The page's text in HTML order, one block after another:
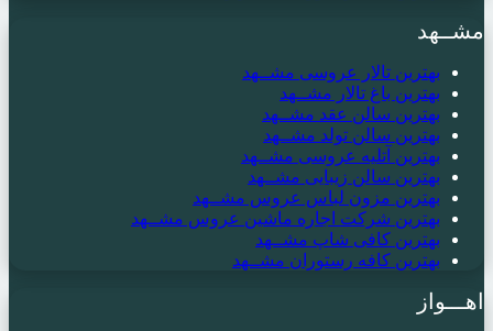
مشــهد
بهترین تالار عروسی مشــهد
بهترین باغ تالار مشــهد
بهترین سالن عقد مشــهد
بهترین سالن تولد مشــهد
بهترین آتلیه عروسی مشــهد
بهترین سالن زیبایی مشــهد
بهترین مزون لباس عروس مشــهد
بهترین شرکت اجاره ماشین عروس مشــهد
بهترین کافی شاپ مشــهد
بهترین کافه رستوران مشــهد
اهـــواز